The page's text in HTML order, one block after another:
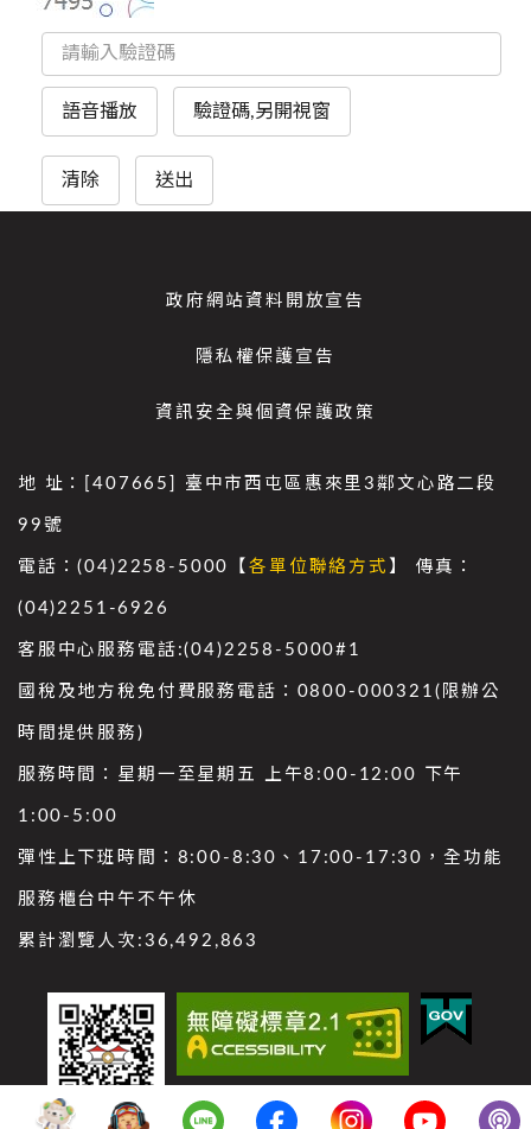
語音播放 驗證碼,另開視窗
清除 送出
政府網站資料開放宣告
隱私權保護宣告
資訊安全與個資保護政策
地 址：[407665] 臺中市西屯區惠來里3鄰文心路二段
99號
電話：(04)2258-5000【各單位聯絡方式 】 傳真：
(04)2251-6926
客服中心服務電話:(04)2258-5000#1
國稅及地方稅免付費服務電話：0800-000321(限辦公
時間提供服務)
服務時間：星期一至星期五 上午8:00-12:00 下午
1:00-5:00
彈性上下班時間：8:00-8:30、17:00-17:30，全功能
服務櫃台中午不午休
累計瀏覽人次: 36,492,863